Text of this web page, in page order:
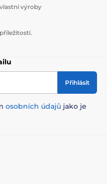
výroby
Přihlásit
osobních údajů jako je